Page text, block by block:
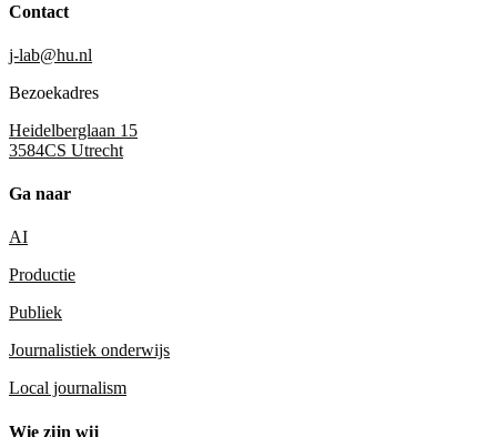
Contact
j-lab@hu.nl
Bezoekadres
Heidelberglaan 15
3584CS Utrecht
Ga naar
AI
Productie
Publiek
Journalistiek onderwijs
Local journalism
Wie zijn wij